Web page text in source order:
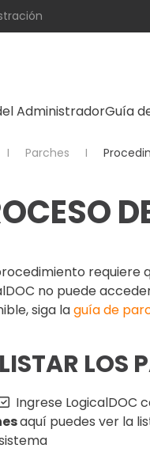
AdministradorGuía
Parches
requiere
no puede
siga laguía de
LISTAR LOS
Ingrese LogicalDOC
aquí puedes ver la